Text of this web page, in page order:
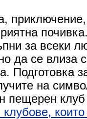
за всеки
да се влиза
Подготовка
на
пещерен